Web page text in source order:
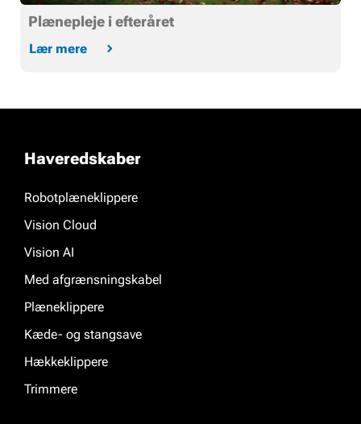
Plænepleje i efteråret
Lær mere
Haveredskaber
Robotplæneklippere
Vision Cloud
Vision AI
Med afgrænsningskabel
Plæneklippere
Kæde- og stangsave
Hækkeklippere
Trimmere